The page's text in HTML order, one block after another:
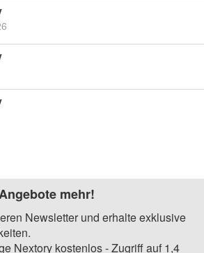
mehr!
Newsletter und erhalte exklusive
Nextory kostenlos - Zugriff auf 1,4